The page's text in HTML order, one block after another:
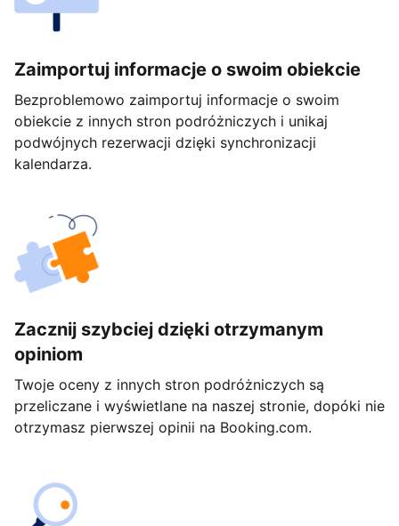
Zaimportuj informacje o swoim obiekcie
Bezproblemowo zaimportuj informacje o swoim
obiekcie z innych stron podróżniczych i unikaj
podwójnych rezerwacji dzięki synchronizacji
kalendarza.
Zacznij szybciej dzięki otrzymanym
opiniom
Twoje oceny z innych stron podróżniczych są
przeliczane i wyświetlane na naszej stronie, dopóki nie
otrzymasz pierwszej opinii na Booking.com.